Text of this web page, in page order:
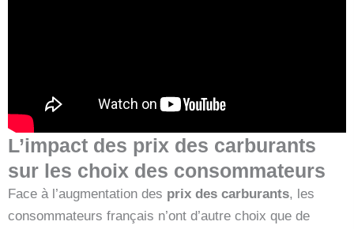
L’impact des prix des carburants
sur les choix des consommateurs
Face à l’augmentation des prix des carburants, les
consommateurs français n’ont d’autre choix que de